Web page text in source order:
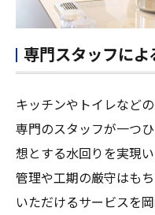
専門スタッフに
キッチンやトイレなど
専門のスタッフが一つ
想とする水回りを実現
管理や工期の厳守はも
いただけるサービスを